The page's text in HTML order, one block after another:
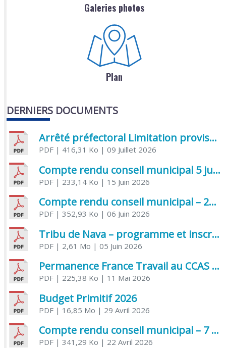
Galeries photos
Plan
DERNIERS DOCUMENTS
Arrêté préfectoral Limitation provisoire des usages de l’eau
PDF| 416,31 Ko | 09 Juillet 2026
Compte rendu conseil municipal 5 juin 2026 sénatoriale
PDF| 233,14 Ko | 15 Juin 2026
Compte rendu conseil municipal – 21 avril 2026
PDF| 352,93 Ko | 06 Juin 2026
Tribu de Nava – programme et inscriptions été 2026
PDF| 2,61 Mo | 05 Juin 2026
Permanence France Travail au CCAS de Saujon Juin 2026
PDF| 225,38 Ko | 11 Mai 2026
Budget Primitif 2026
PDF| 16,85 Mo | 29 Avril 2026
Compte rendu conseil municipal – 7 avril 2026
PDF| 341,29 Ko | 22 Avril 2026